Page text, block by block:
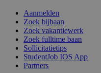
Aanmelden
Zoek bijbaan
Zoek vakantiewerk
Zoek fulltime baan
Sollicitatietips
StudentJob IOS App
Partners